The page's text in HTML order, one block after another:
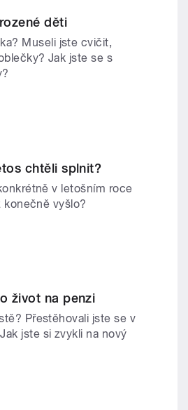
děti
Museli jste cvičit,
Jak jste se s
chtěli splnit?
v letošním roce
konečně vyšlo?
život na penzi
Přestěhovali jste se v
jste si zvykli na nový